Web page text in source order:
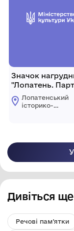
Значок
"Лопатень.
Волині. 1941-
Лопатенський
історико-
Дивіться
Речові пам'ятки